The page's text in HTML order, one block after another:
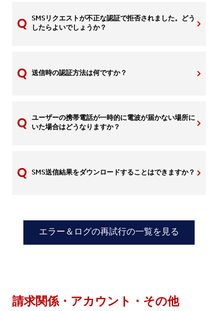
SMSリクエストが不正な認証で拒否されました。どう
したらよいでしょうか？
送信時の認証方法は何ですか？
ユーザーの携帯電話が一時的に電波が届かない場所に
いた場合はどうなりますか？
SMS送信結果をダウンロードすることはできますか？
エラー＆ログの再試行の一覧を見る
請求関係・アカウント・その他